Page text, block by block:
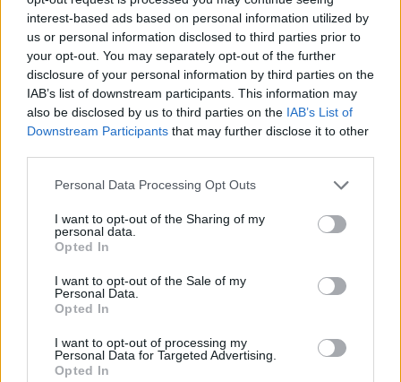
interest-based ads based on personal information utilized by
us or personal information disclosed to third parties prior to
your opt-out. You may separately opt-out of the further
disclosure of your personal information by third parties on the
IAB’s list of downstream participants. This information may
also be disclosed by us to third parties on the IAB’s List of
Downstream Participants that may further disclose it to other
Please note that this website/app uses one or more Google
not limited to your visit or usage behaviour. You may click to
grant or deny consent to Google and its third-party tags to
use your data for below specified purposes in below Google
consent section.
Personal Data Processing Opt Outs
I want to opt-out of the Sharing of my
personal data.
Opted In
I want to opt-out of the Sale of my
Personal Data.
Opted In
I want to opt-out of processing my
Personal Data for Targeted Advertising.
Opted In
a
ce
b
o
o
k
w
it
te
r
n
te
re
st
h
at
s
A
p
p
h
a
re
Articolo precedente
Prossimo articolo
NOTIZIE RECENTI
Sangue, musica e solidarietà con Avis Olbia al
Delta Center
Salmo finisce in ospedale a Catania, ma il tour
va avanti: “Sicilia, ci sono”